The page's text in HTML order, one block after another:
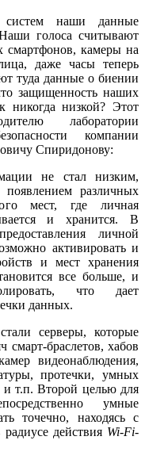
систем наши данные
голоса считывают
камеры на
даже часы теперь
туда данные о биении
защищенность наших
никогда низкой? Этот
лаборатории
компании
Спиридонову:
не стал низким,
различных
мест, где личная
и хранится. В
личной
активировать и
и мест хранения
все больше, и
что дает
данных.
серверы, которые
смарт-браслетов, хабов
видеонаблюдения,
протечки, умных
и т.п. Второй целью для
умные
точечно, находясь с
действия Wi-Fi-